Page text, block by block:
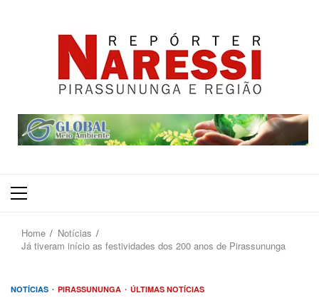
Primary
Home
Notícias
Já tiveram início as festividades dos 200 anos de Pirassununga
NOTÍCIAS PIRASSUNUNGA ÚLTIMAS NOTÍCIAS